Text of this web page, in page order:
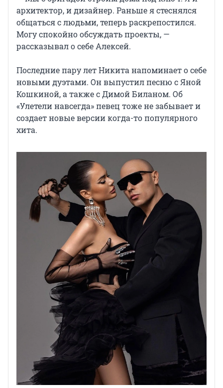
архитектор, и дизайнер. Раньше я стеснялся
общаться с людьми, теперь раскрепостился.
Могу спокойно обсуждать проекты, —
рассказывал о себе Алексей.
Последние пару лет Никита напоминает о себе
новыми дуэтами. Он выпустил песню с Яной
Кошкиной, а также с Димой Биланом. Об
«Улетели навсегда» певец тоже не забывает и
создает новые версии когда-то популярного
хита.